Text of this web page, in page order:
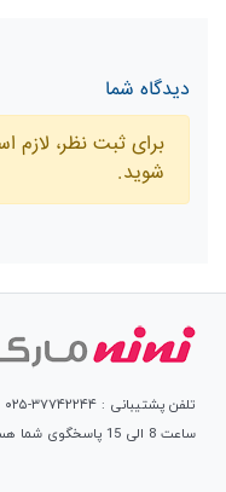
دیدگاه شما
برای ثبت نظر، لازم
شوید.
تلفن پشتیبانی : ۳۷۷۴۲۲۴۴-۰۲۵
ساعت 8 الی 15 پاسخگوی شما هستیم